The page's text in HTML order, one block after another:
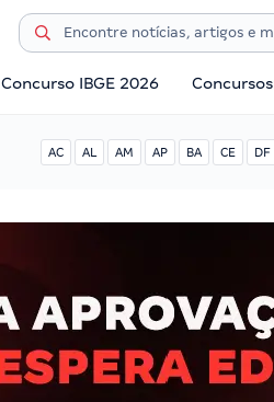
Concurso IBGE 2026 Concursos
AC AL AM AP BA CE DF